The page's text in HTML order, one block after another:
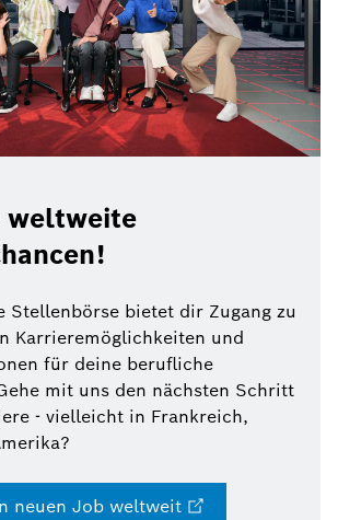
weltweite
Stellenbörse bietet dir Zugang zu
Karrieremöglichkeiten und
für deine berufliche
mit uns den nächsten Schritt
- vielleicht in Frankreich,
neuen Job weltweit